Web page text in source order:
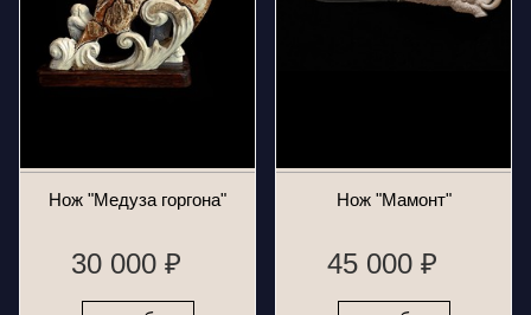
Нож "Медуза горгона"
30 000 ₽
Нож "Мамонт"
45 000 ₽